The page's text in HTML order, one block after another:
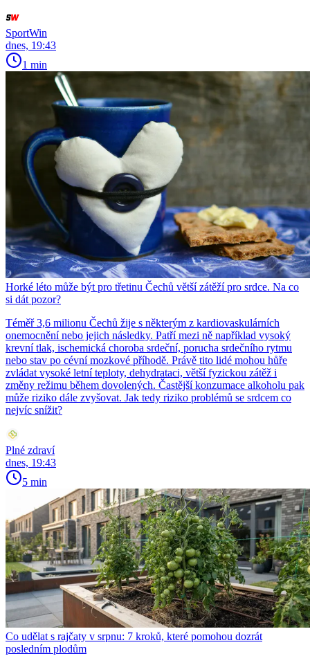
SportWin
dnes, 19:43
1 min
Horké léto může být pro třetinu Čechů větší zátěží pro srdce. Na co
si dát pozor?
Téměř 3,6 milionu Čechů žije s některým z kardiovaskulárních
onemocnění nebo jejich následky. Patří mezi ně například vysoký
krevní tlak, ischemická choroba srdeční, porucha srdečního rytmu
nebo stav po cévní mozkové příhodě. Právě tito lidé mohou hůře
zvládat vysoké letní teploty, dehydrataci, větší fyzickou zátěž i
změny režimu během dovolených. Častější konzumace alkoholu pak
může riziko dále zvyšovat. Jak tedy riziko problémů se srdcem co
nejvíc snížit?
Plné zdraví
dnes, 19:43
5 min
Co udělat s rajčaty v srpnu: 7 kroků, které pomohou dozrát
posledním plodům